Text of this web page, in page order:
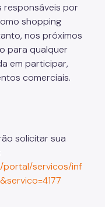
(BPC)
responsáveis por
shopping
nos próximos
para qualquer
em participar,
comerciais.
solicitar sua
portal/servicos/inf